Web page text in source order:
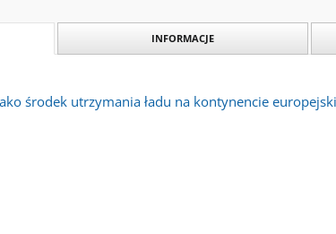
INFORMACJE
środek utrzymania ładu na kontynencie